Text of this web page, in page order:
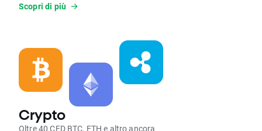
Scopri di più
Crypto
Oltre 40 CFD BTC, ETH e altro ancora